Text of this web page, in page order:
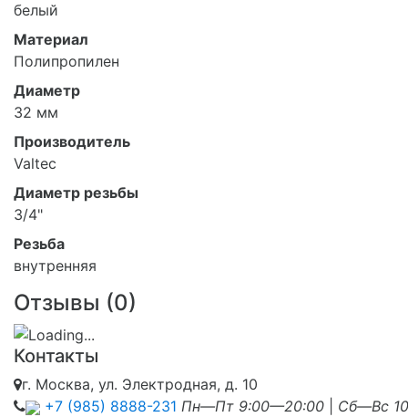
белый
Материал
Полипропилен
Диаметр
32 мм
Производитель
Valtec
Диаметр резьбы
3/4"
Резьба
внутренняя
Отзывы (0)
Контакты
г. Москва, ул. Электродная, д. 10
+7 (985) 8888-231 Пн—Пт 9:00—20:00
Сб—Вс